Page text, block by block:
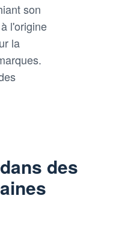
son
l'origine
la
des